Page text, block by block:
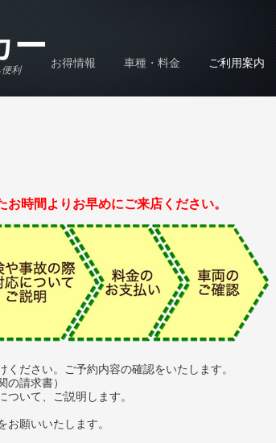
ー
利
お得情報 車種・料金 ご利用案内
時間よりお早めにご来店ください。
ださい。ご予約内容の確認をいたします。
請求書）
いて、ご説明します。
願いいたします。